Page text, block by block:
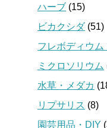
ハーブ (15)
ビカクシダ(51)
フレボディウム
ミクロソリウム
水草・メダカ
リプサリス (8)
園芸用品・DIY